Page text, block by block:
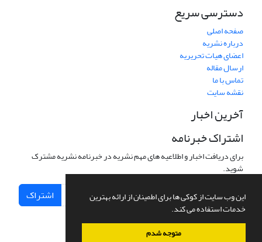
این وب سایت از کوکی ها برای اطمینان از ارائه بهترین
خدمات استفاده می کند.
متوجه شدم
دسترسی سریع
صفحه اصلی
درباره نشریه
اعضای هیات تحریریه
ارسال مقاله
تماس با ما
نقشه سایت
آخرین اخبار
اشتراک خبرنامه
برای دریافت اخبار و اطلاعیه های مهم نشریه در خبرنامه نشریه مشترک
شوید.
اشتراک